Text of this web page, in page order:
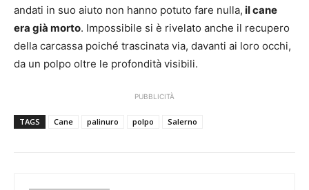
andati in suo aiuto non hanno potuto fare nulla, il cane
era già morto. Impossibile si è rivelato anche il recupero
della carcassa poiché trascinata via, davanti ai loro occhi,
da un polpo oltre le profondità visibili.
PUBBLICITÀ
TAGS Cane palinuro polpo Salerno